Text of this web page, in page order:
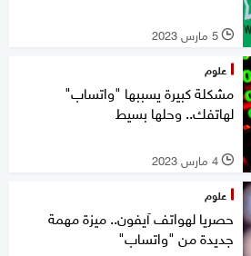
l 5 مارس 2023
علوم
مشكلة كبيرة يسببها "واتساب"
لهاتفك.. وحلها بسيط
l 4 مارس 2023
علوم
حصريا لهواتف آيفون.. ميزة مهمة
جديدة من "واتساب"